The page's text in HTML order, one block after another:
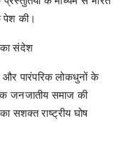
पेश की।
संदेश
पारंपरिक लोकधुनों के
जनजातीय समाज की
सशक्त राष्ट्रीय घोष